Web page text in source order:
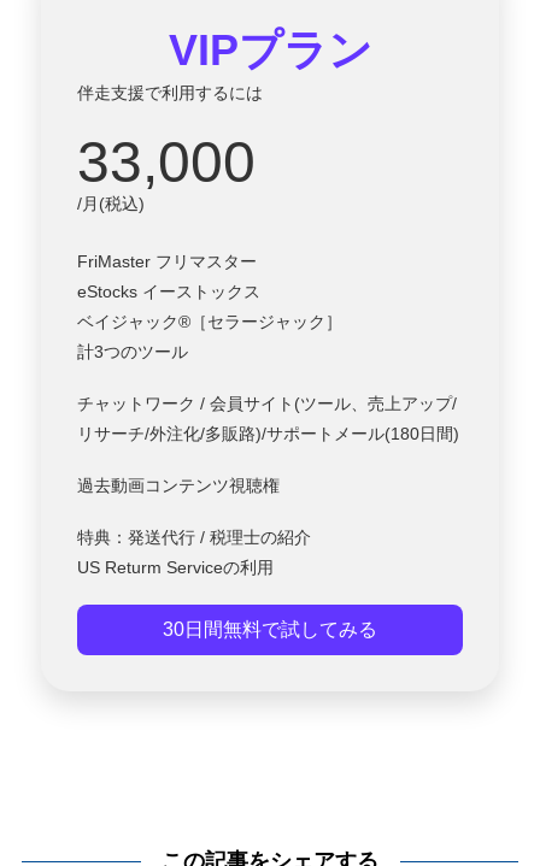
VIPプラン
伴走支援で利用するには
33,000
/月(税込)
FriMaster フリマスター
eStocks イーストックス
ベイジャック®［セラージャック］
計3つのツール
チャットワーク / 会員サイト(ツール、売上アップ/
リサーチ/外注化/多販路)/サポートメール(180日間)
過去動画コンテンツ視聴権
特典：発送代行 / 税理士の紹介
US Returm Serviceの利用
30日間無料で試してみる
この記事をシェアする